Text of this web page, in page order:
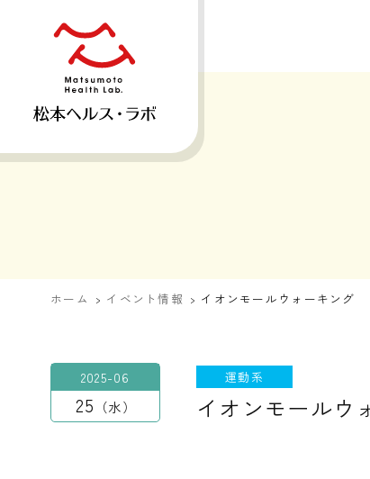
ホーム イベント情報 イオンモールウォーキング
2025-06
25 水
運動系
イオンモールウ